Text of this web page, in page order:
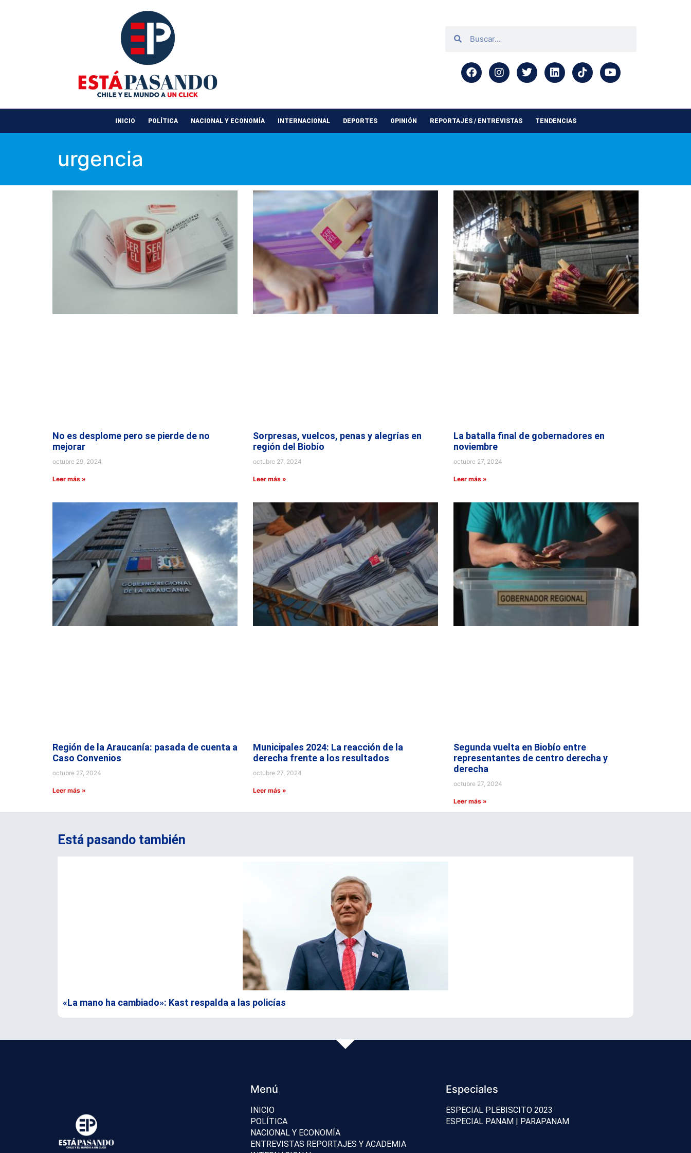
INICIO POLÍTICA NACIONAL Y ECONOMÍA INTERNACIONAL DEPORTES OPINIÓN REPORTAJES / ENTREVISTAS TENDENCIAS
urgencia
No es desplome pero se pierde de no
mejorar
octubre 29, 2024
Leer más »
Sorpresas, vuelcos, penas y alegrías en
región del Biobío
octubre 27, 2024
Leer más »
La batalla final de gobernadores en
noviembre
octubre 27, 2024
Leer más »
Región de la Araucanía: pasada de cuenta a
Caso Convenios
octubre 27, 2024
Leer más »
Municipales 2024: La reacción de la
derecha frente a los resultados
octubre 27, 2024
Leer más »
Segunda vuelta en Biobío entre
representantes de centro derecha y
derecha
octubre 27, 2024
Leer más »
Está pasando también
«La mano ha cambiado»: Kast respalda a las policías
Menú
INICIO
POLÍTICA
NACIONAL Y ECONOMÍA
ENTREVISTAS REPORTAJES Y ACADEMIA
Especiales
ESPECIAL PLEBISCITO 2023
ESPECIAL PANAM | PARAPANAM